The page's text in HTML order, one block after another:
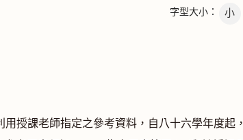
字型大小： 小
授課老師指定之參考資料，自八十六學年度起